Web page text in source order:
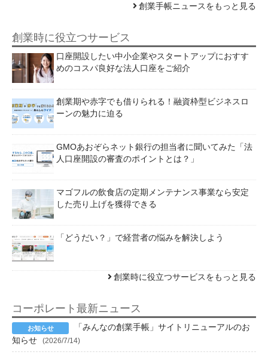
創業手帳ニュースをもっと見る
創業時に役立つサービス
口座開設したい中小企業やスタートアップにおすす
めのコスパ良好な法人口座をご紹介
創業期や赤字でも借りられる！融資枠型ビジネスロ
ーンの魅力に迫る
GMOあおぞらネット銀行の担当者に聞いてみた「法
人口座開設の審査のポイントとは？」
マゴフルの飲食店の定期メンテナンス事業なら安定
した売り上げを獲得できる
「どうだい？」で経営者の悩みを解決しよう
創業時に役立つサービスをもっと見る
コーポレート最新ニュース
「みんなの創業手帳」サイトリニューアルのお
知らせ
(2026/7/14)